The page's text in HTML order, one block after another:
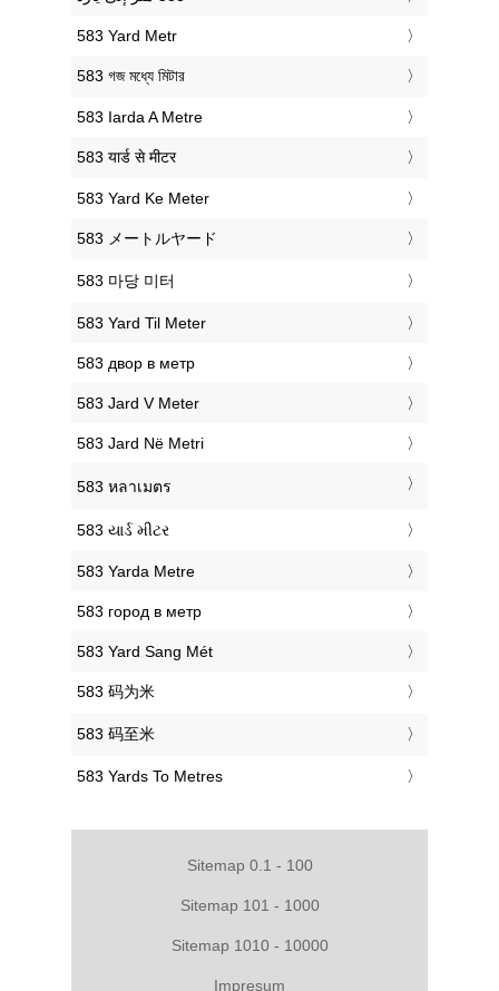
‎583 Yard Metr
‎583 গজ মধ্যে মিটার
‎583 Iarda A Metre
‎583 यार्ड से मीटर
‎583 Yard Ke Meter
‎583 メートルヤード
‎583 마당 미터
‎583 Yard Til Meter
‎583 двор в метр
‎583 Jard V Meter
‎583 Jard Në Metri
‎583 หลาเมตร
‎583 યાર્ડ મીટર
‎583 Yarda Metre
‎583 город в метр
‎583 Yard Sang Mét
‎583 码为米
‎583 码至米
‎583 Yards To Metres
Sitemap 0.1 - 100
Sitemap 101 - 1000
Sitemap 1010 - 10000
Impresum